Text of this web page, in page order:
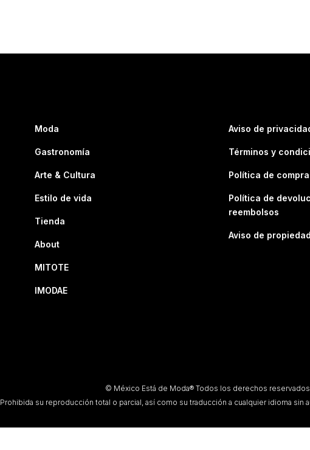
Moda
Gastronomía
Arte & Cultura
Estilo de vida
Tienda
About
MITOTE
IMODAE
Aviso de
Términos y
Política de
Política de
reembolsos
Aviso de
© México Está de Moda® Todos los derechos
Prohibida su reproducción total o parcial, así como su traducción a cualquier idioma sin